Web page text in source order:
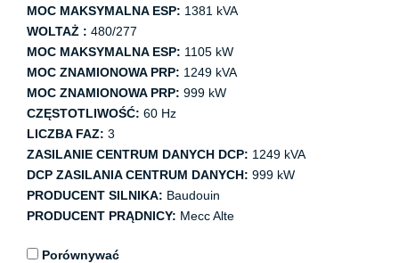
MOC MAKSYMALNA ESP: 1381 kVA
WOLTAŻ : 480/277
MOC MAKSYMALNA ESP: 1105 kW
MOC ZNAMIONOWA PRP: 1249 kVA
MOC ZNAMIONOWA PRP: 999 kW
CZĘSTOTLIWOŚĆ: 60 Hz
LICZBA FAZ: 3
ZASILANIE CENTRUM DANYCH DCP: 1249 kVA
DCP ZASILANIA CENTRUM DANYCH: 999 kW
PRODUCENT SILNIKA: Baudouin
PRODUCENT PRĄDNICY: Mecc Alte
Porównywać